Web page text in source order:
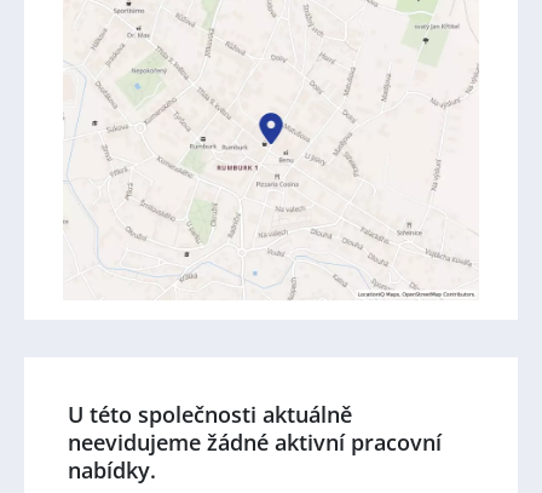
U této společnosti aktuálně
neevidujeme žádné aktivní pracovní
nabídky.